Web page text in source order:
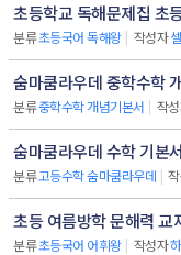
초등학교 독해문제집 초
분류초등국어 독해왕 | 작성자
숨마쿰라우데 중학수학
분류중학수학 개념기본서 | 작
숨마쿰라우데 수학 기본
분류고등수학 숨마쿰라우데 |
초등 여름방학 문해력
분류초등국어 어휘왕 | 작성자